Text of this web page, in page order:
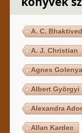
A. C.
A. J. Christian
Agnes
Albert Györgyi
Alexandra
Allan Kardec